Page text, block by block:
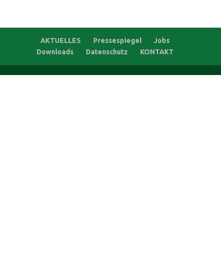
AKTUELLES Pressespiegel
Jobs
Downloads
Datenschutz KONTAKT